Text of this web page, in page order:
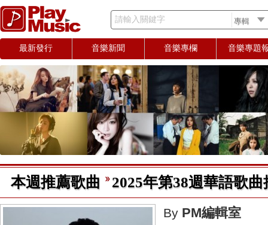
請輸入關鍵字
最新發行 音樂新聞 音樂專欄 音樂專題
本週推薦歌曲 2025年第38週華語歌曲
By PM編輯室